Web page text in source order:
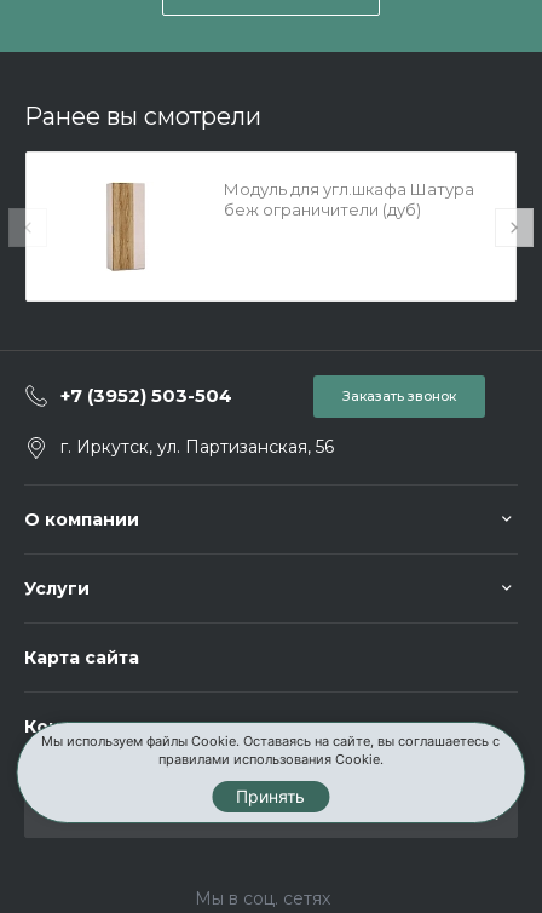
Ранее вы смотрели
Модуль для угл.шкафа Шатура
беж ограничители (дуб)
+7 (3952) 503-504 Заказать звонок
г. Иркутск, ул. Партизанская, 56
О компании
Услуги
Карта сайта
Контакты
Мы в соц. сетях
Мы используем файлы Cookie. Оставаясь на сайте, вы соглашаетесь с
правилами использования Cookie.
Принять